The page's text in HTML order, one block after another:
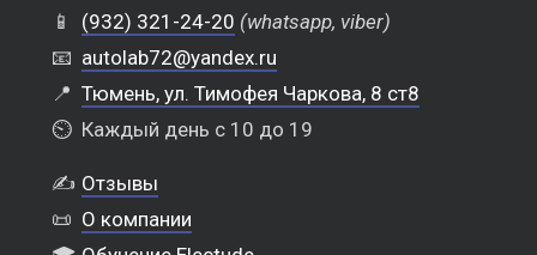
📱
(932) 321-24-20 (whatsapp, viber)
📧 autolab72@yandex.ru
📍 Тюмень, ул. Тимофея Чаркова, 8 ст8
⏲️ Каждый день с 10 до 19
✍️ Отзывы
📜 О компании